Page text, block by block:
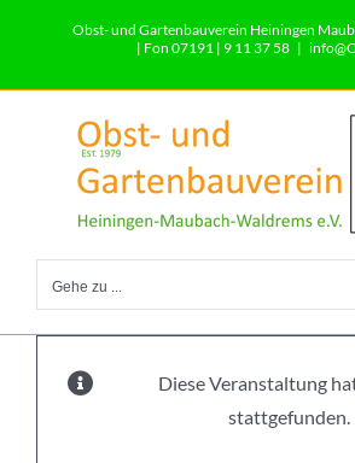
Obst- und Gartenbauverein Heiningen
| Fon 07191 | 9 11 37 58 |
Gehe zu ...
Diese Veranstaltung
stattgefunden.